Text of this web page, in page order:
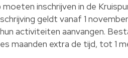
inschrijven in de
geldt vanaf 1
activiteiten aanvangen.
maanden extra de tijd, tot 1